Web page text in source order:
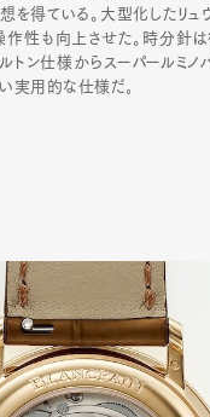
を得ている。大型化したリュ
作性も向上させた。時分針
トン仕様からスーパールミノ
い実用的な仕様だ｡